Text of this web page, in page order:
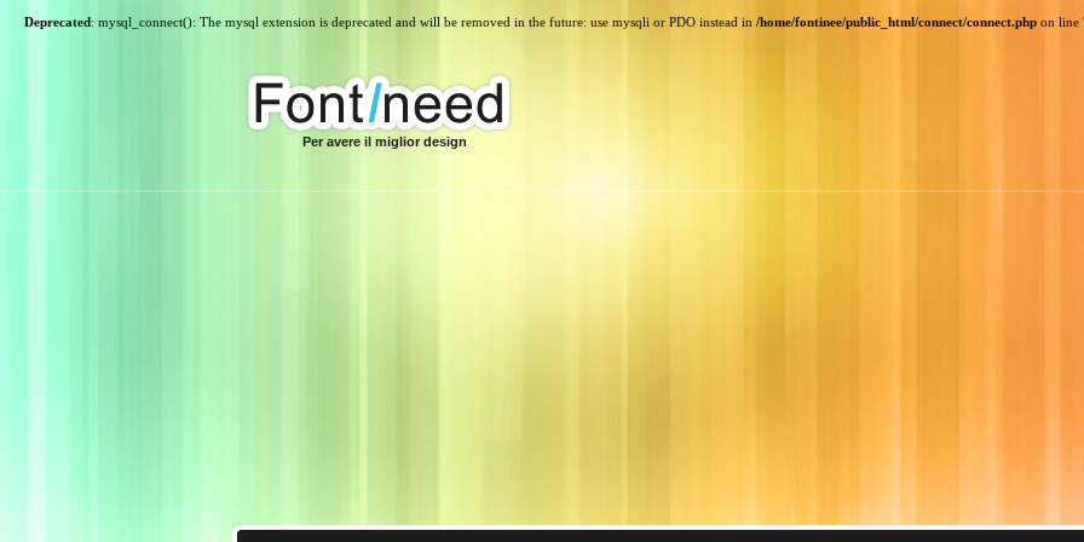
Deprecated: mysql_connect(): The mysql extension is deprecated and will be removed in the future: use mysqli or PDO instead in /home/fontinee/public_html/connect/connect.php on line
Per avere il miglior design